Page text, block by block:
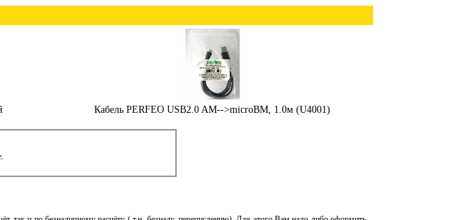
Кабель PERFEO USB2.0 AM-->microBM, 1.0м (U4001)